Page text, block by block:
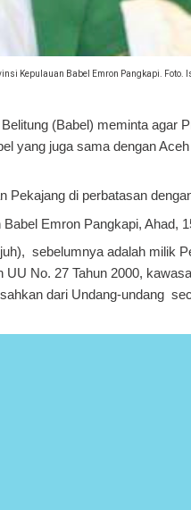
Kepulauan Babel Emron Pangkapi. Foto.
(Babel) meminta agar
yang juga sama dengan
Pekajang di perbatasan
Emron Pangkapi, Ahad,
sebelumnya adalah milik
No. 27 Tahun 2000,
dari Undang-undang